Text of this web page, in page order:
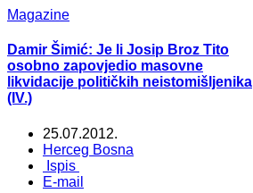
Magazine
Damir Šimić: Je li Josip Broz Tito
osobno zapovjedio masovne
likvidacije političkih neistomišljenika
(IV.)
25.07.2012.
Herceg Bosna
Ispis
E-mail